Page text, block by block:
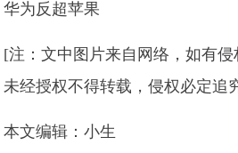
[注：文中图片来自网络，如有侵
未经授权不得转载，侵权必定追
本文编辑：小生